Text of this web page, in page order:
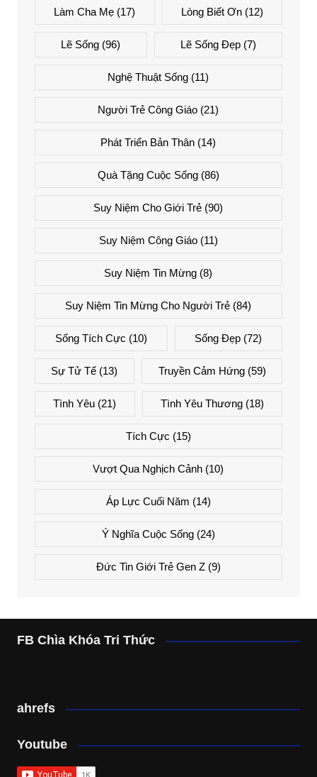
Làm Cha Mẹ (17) Lòng Biết Ơn(12)
Lẽ Sống (96) Lẽ Sống Đẹp(7)
Nghệ Thuật Sống (11)
Người Trẻ Công Giáo (21)
Phát Triển Bản Thân (14)
Quà Tặng Cuộc Sống(86)
Suy Niệm Cho Giới Trẻ (90)
Suy Niệm Công Giáo(11)
Suy Niệm Tin Mừng (8)
Suy Niệm Tin Mừng Cho Người Trẻ (84)
Sống Tích Cực (10) Sống Đẹp (72)
Sự Tử Tế (13) Truyền Cảm Hứng(59)
Tình Yêu (21) Tình Yêu Thương(18)
Tích Cực (15)
Vượt Qua Nghịch Cảnh (10)
Áp Lực Cuối Năm (14)
Ý Nghĩa Cuộc Sống(24)
Đức Tin Giới Trẻ Gen Z(9)
FB Chìa Khóa Tri Thức
ahrefs
Youtube